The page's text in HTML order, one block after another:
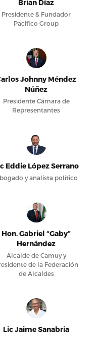
Brian Díaz
Presidente & Fundador
Pacifico Group
Johnny Méndez
Núñez
Presidente Cámara de
Representantes
Eddie López Serrano
y analista político
Hon. Gabriel “Gaby”
Hernández
Alcalde de Camuy y
de la Federación
de Alcaldes
Lic Jaime Sanabria